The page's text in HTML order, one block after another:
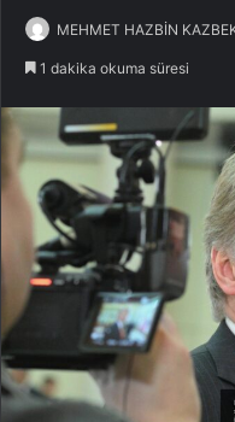
MEHMET HAZBİN
1 dakika okuma süresi